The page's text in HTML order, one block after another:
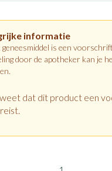
informatie
is een
door de apotheker kan je
dat dit product een